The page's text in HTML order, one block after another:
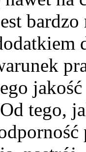
tego,